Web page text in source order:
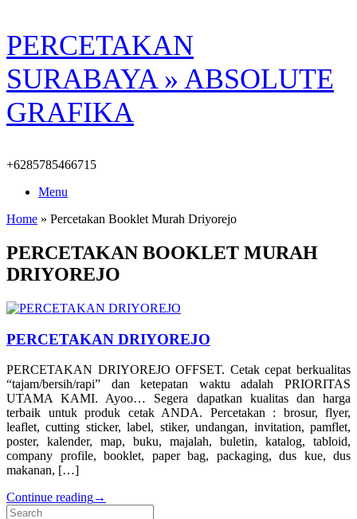
Skip
to
content
PERCETAKAN
SURABAYA » ABSOLUTE
GRAFIKA
+6285785466715
Menu
Home » Percetakan Booklet Murah Driyorejo
PERCETAKAN BOOKLET MURAH
DRIYOREJO
PERCETAKAN DRIYOREJO
PERCETAKAN DRIYOREJO OFFSET. Cetak cepat berkualitas
“tajam/bersih/rapi” dan ketepatan waktu adalah PRIORITAS
UTAMA KAMI. Ayoo… Segera dapatkan kualitas dan harga
terbaik untuk produk cetak ANDA. Percetakan : brosur, flyer,
leaflet, cutting sticker, label, stiker, undangan, invitation, pamflet,
poster, kalender, map, buku, majalah, buletin, katalog, tabloid,
company profile, booklet, paper bag, packaging, dus kue, dus
makanan, […]
Continue reading→
Search